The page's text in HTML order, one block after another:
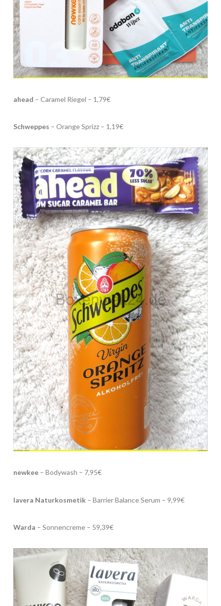
ahead – Caramel Riegel – 1,79€
Schweppes – Orange Sprizz – 1,19€
newkee– Bodywash – 7,95€
lavera Naturkosmetik– Barrier Balance Serum – 9,99€
Warda – Sonnencreme – 59,39€